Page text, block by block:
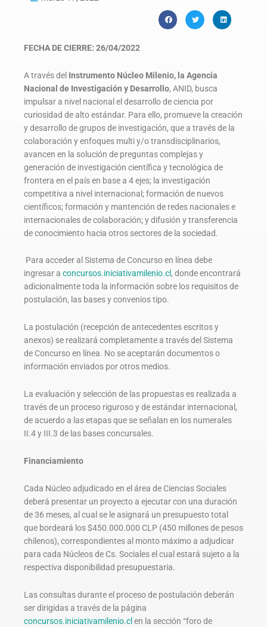
FECHA DE CIERRE: 26/04/2022
A través del Instrumento Núcleo Milenio, la Agencia
Nacional de Investigación y Desarrollo, ANID, busca
impulsar a nivel nacional el desarrollo de ciencia por
curiosidad de alto estándar. Para ello, promueve la creación
y desarrollo de grupos de investigación, que a través de la
colaboración y enfoques multi y/o transdisciplinarios,
avancen en la solución de preguntas complejas y
generación de investigación científica y tecnológica de
frontera en el país en base a 4 ejes; la investigación
competitiva a nivel internacional; formación de nuevos
científicos; formación y mantención de redes nacionales e
internacionales de colaboración; y difusión y transferencia
de conocimiento hacia otros sectores de la sociedad.
Para acceder al Sistema de Concurso en línea debe
ingresar a concursos.iniciativamilenio.cl , donde encontrará
adicionalmente toda la información sobre los requisitos de
postulación, las bases y convenios tipo.
La postulación (recepción de antecedentes escritos y
anexos) se realizará completamente a través del Sistema
de Concurso en línea. No se aceptarán documentos o
información enviados por otros medios.
La evaluación y selección de las propuestas es realizada a
través de un proceso riguroso y de estándar internacional,
de acuerdo a las etapas que se señalan en los numerales
II.4 y III.3 de las bases concursales.
Financiamiento
Cada Núcleo adjudicado en el área de Ciencias Sociales
deberá presentar un proyecto a ejecutar con una duración
de 36 meses, al cual se le asignará un presupuesto total
que bordeará los $450.000.000 CLP (450 millones de pesos
chilenos), correspondientes al monto máximo a adjudicar
para cada Núcleos de Cs. Sociales el cual estará sujeto a la
respectiva disponibilidad presupuestaria.
Las consultas durante el proceso de postulación deberán
ser dirigidas a través de la página
concursos.iniciativamilenio.cl en la sección “foro de